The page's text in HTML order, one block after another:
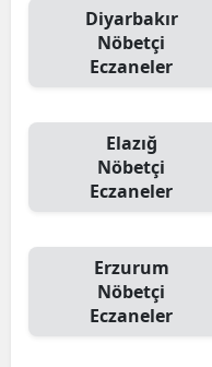
Diyarbakır
Nöbetçi
Eczaneler
Elazığ
Nöbetçi
Eczaneler
Erzurum
Nöbetçi
Eczaneler